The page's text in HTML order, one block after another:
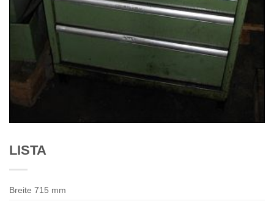
LISTA
Breite 715 mm